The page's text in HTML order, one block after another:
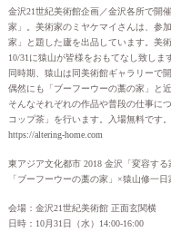
金沢21世紀美術館企画／金沢各所で開
家」。美術家のミヤケマイさんは、参
家」と題した廬を出品しています。美
10/31に猿山が皆様をおもてなし致しま
同時期、猿山は同美術館ギャラリーで
偶然にも「ブーフーウーの藁の家」と
そんなそれぞれの作品や普段の仕事に
コップ茶」を行います。入場無料です
https://altering-home.com
東アジア⽂化都市 2018 ⾦沢「変容する
「ブーフーウーの藁の家」×猿山修一日
会場：金沢21世紀美術館 正面玄関横
日時：10月31日（水）14:00-16:00